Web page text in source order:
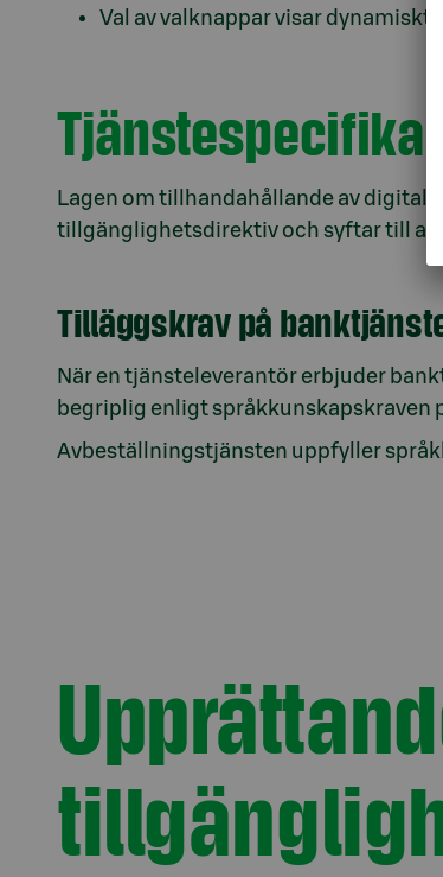
Val av valknappar visar
Lagen om tillhandahållande av
tillgänglighetsdirektiv och syftar till att
Tilläggskrav på
När en tjänsteleverantör erbjuder
begriplig enligt språkkunskapskraven
Avbeställningstjänsten uppfyller